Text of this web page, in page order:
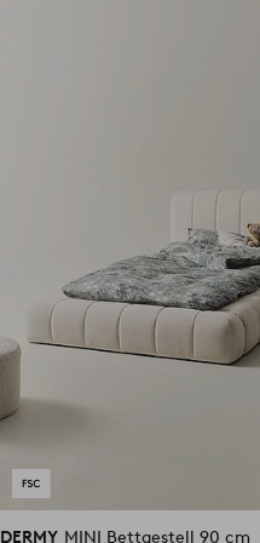
DERMY MINI Bettgestell 90 cm